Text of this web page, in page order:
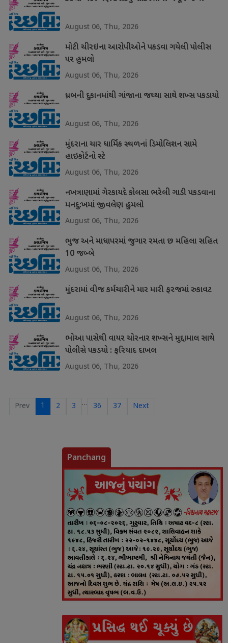
August 06, Thu, 2026
મોટી ચીરઇના આરોપીઓને પકડવા ગયેલી પોલીસ
પર હુમલો
August 06, Thu, 2026
ધ્રબની દુકાનમાંથી ગાંજાના જથ્થા સાથે શખ્સ પકડાયો
August 06, Thu, 2026
મુંદરાના ચાર ધાર્મિક સ્થળનાં ડિમોલિશન સામે
હાઇકોર્ટનો સ્ટે
August 06, Thu, 2026
નખત્રાણામાં ગેરકાયદે કોલસા ભરેલી ગાડી પકડવાના
મનદુ:ખમાં જીવલેણ હુમલો
August 06, Thu, 2026
ભુજ અને માધાપરમાં જુગાર રમતા છ મહિલા સહિત
10 જબ્બે
August 06, Thu, 2026
મુંદરામાં વીજ કર્મચારીને માર મારી ફરજમાં રુકાવટ
August 06, Thu, 2026
ભોઆ પાસેથી વાયર ચોરનાર શખ્સને મુદ્દામાલ સાથે
પોલીસે પકડયો : ફરિયાદ દાખલ
August 06, Thu, 2026
Prev 1 2 3 … 36 37 Next
Panchang